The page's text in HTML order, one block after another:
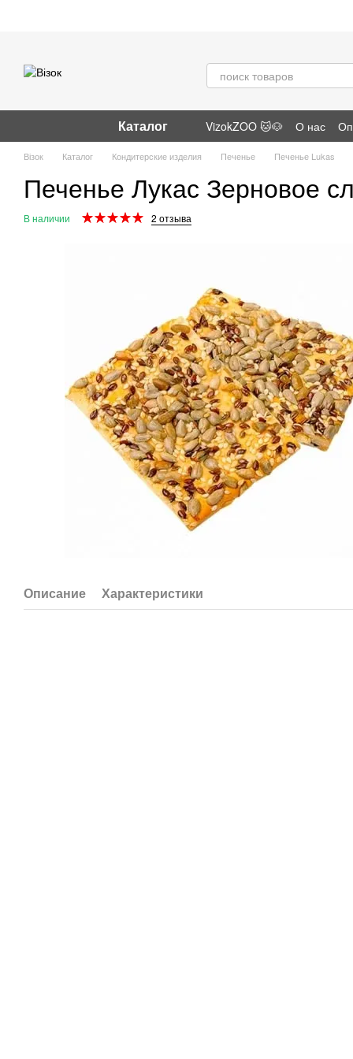
Каталог VizokZOO 🐱🐶 О нас
Отзывы о магазине
Візок Каталог Кондитерские изделия Печенье Печенье Lukas
Печенье Лукас Зерновое
В наличии 2 отзыва
Описание Характеристики